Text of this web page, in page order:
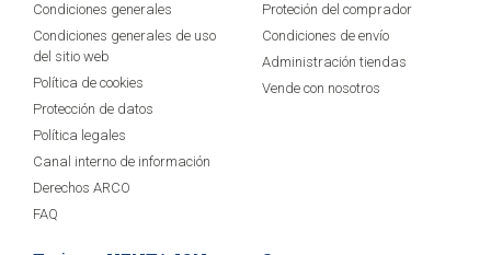
Condiciones generales
Condiciones generales de uso
del sitio web
Política de cookies
Protección de datos
Política legales
Canal interno de información
Derechos ARCO
FAQ
Proteción del comprador
Condiciones de envío
Administración tiendas
Vende con nosotros